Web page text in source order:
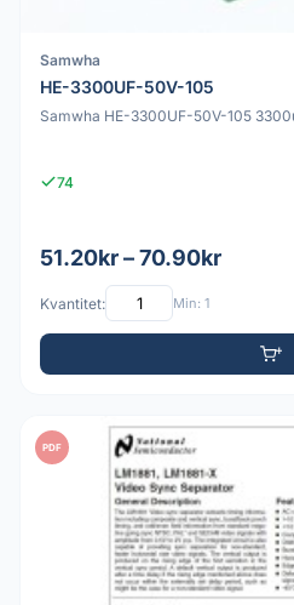
Samwha
HE-3300UF-50V-105
Samwha HE-3300UF-50V-105
74
51.20kr – 70.90kr
Kvantitet: Min: 1
PDF